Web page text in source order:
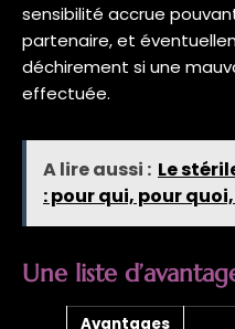
sensibilité accrue
partenaire, et
déchirement si une
effectuée.
A lire aussi : Le
: pour qui, pour
Une liste
Avantages